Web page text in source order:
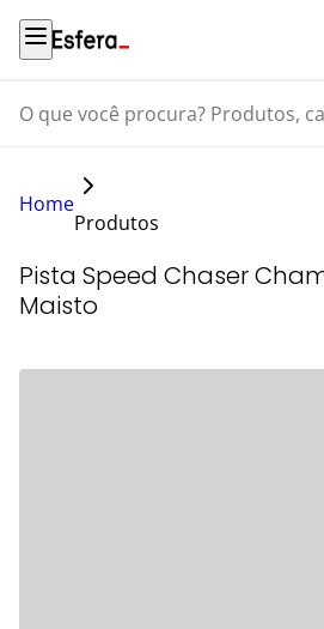
O que você procura? Produtos,
Home
Produtos
Pista Speed Chaser
Maisto